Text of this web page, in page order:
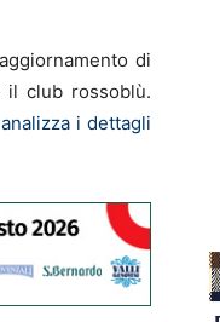
di
il club rossoblù.
i dettagli